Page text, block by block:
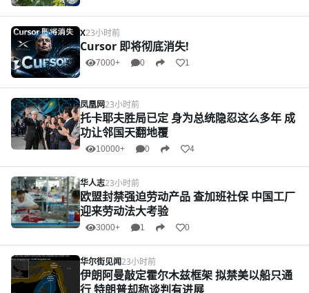
X23小时前
Cursor 即将彻底消失!
7000+ 0 1
凤凰网23小时前
托卡耶夫胜局已定 身为总统隐忍这么多年 成
功让邻国天翻地覆
10000+ 0 4
华人志23小时前
欧盟封禁强迫劳动产品 查加班社保 中国工厂
迎来劳动法大考验
3000+ 1 0
华尔街见闻23小时前
伊朗阿曼敲定霍尔木兹框架 拟禁美以船只通
行 特朗普却称谈判有进展